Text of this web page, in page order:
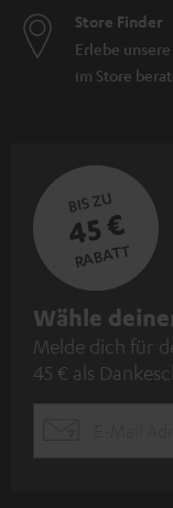
Store Finder
Erlebe
im Store
BIS ZU
45 €
RABATT
N
e
w
Wähle
Melde dich für
45 € als